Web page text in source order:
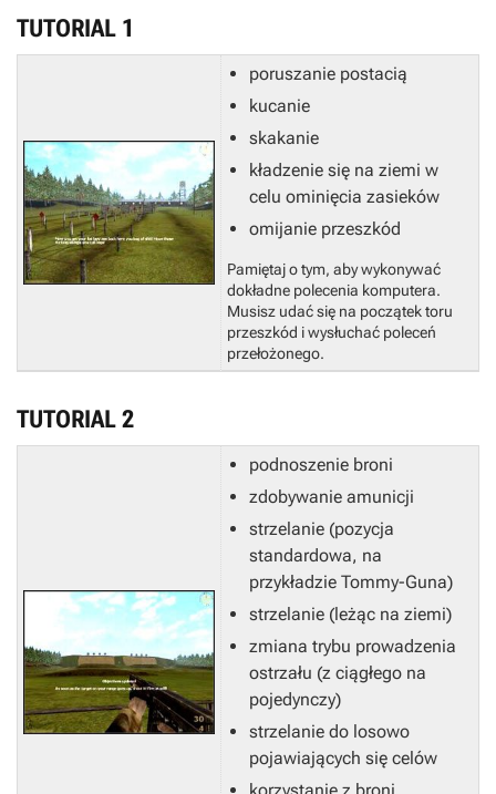
TUTORIAL 1
poruszanie postacią
kucanie
skakanie
kładzenie się na ziemi w
celu ominięcia zasieków
omijanie przeszkód
Pamiętaj o tym, aby wykonywać
dokładne polecenia komputera.
Musisz udać się na początek toru
przeszkód i wysłuchać poleceń
przełożonego.
TUTORIAL 2
podnoszenie broni
zdobywanie amunicji
strzelanie (pozycja
standardowa, na
przykładzie Tommy-Guna)
strzelanie (leżąc na ziemi)
zmiana trybu prowadzenia
ostrzału (z ciągłego na
pojedynczy)
strzelanie do losowo
pojawiających się celów
korzystanie z broni